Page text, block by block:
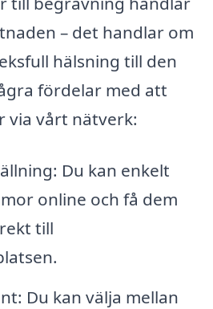
– det handlar om
hälsning till den
fördelar med att
via vårt nätverk:
Du kan enkelt
online och få dem
till
Du kan välja mellan